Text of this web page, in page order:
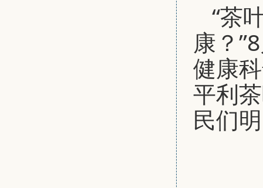
“茶
康？
健康
平利
民们